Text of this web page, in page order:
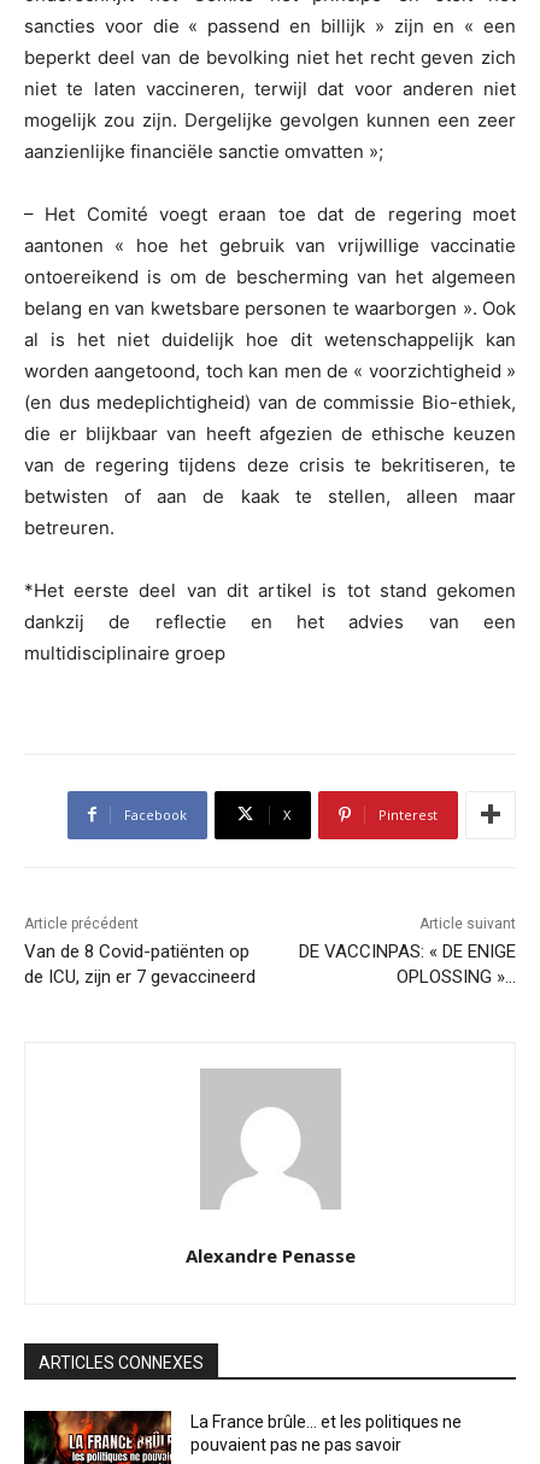
sancties voor die « passend en billijk » zijn en « een
beperkt deel van de bevolking niet het recht geven zich
niet te laten vaccineren, terwijl dat voor anderen niet
mogelijk zou zijn. Dergelijke gevolgen kunnen een zeer
aanzienlijke financiële sanctie omvatten »;
– Het Comité voegt eraan toe dat de regering moet
aantonen « hoe het gebruik van vrijwillige vaccinatie
ontoereikend is om de bescherming van het algemeen
belang en van kwetsbare personen te waarborgen ». Ook
al is het niet duidelijk hoe dit wetenschappelijk kan
worden aangetoond, toch kan men de « voorzichtigheid »
(en dus medeplichtigheid) van de commissie Bio-ethiek,
die er blijkbaar van heeft afgezien de ethische keuzen
van de regering tijdens deze crisis te bekritiseren, te
betwisten of aan de kaak te stellen, alleen maar
betreuren.
*Het eerste deel van dit artikel is tot stand gekomen
dankzij de reflectie en het advies van een
multidisciplinaire groep
Facebook X Pinterest
Article précédent
Van de 8 Covid-patiënten op
de ICU, zijn er 7 gevaccineerd
Article suivant
DE VACCINPAS: « DE ENIGE
OPLOSSING »…
Alexandre Penasse
ARTICLES CONNEXES
La France brûle… et les politiques ne
pouvaient pas ne pas savoir